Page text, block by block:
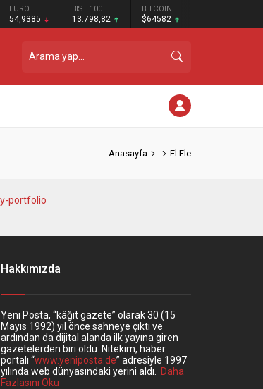
EURO
54,9385
BIST 100
13.798,82
BITCOIN
$64582
Anasayfa El Ele
Hakkımızda
Yeni Posta, “kâğıt gazete” olarak 30 (15
Mayıs 1992) yıl önce sahneye çıktı ve
ardından da dijital alanda ilk yayına giren
gazetelerden biri oldu. Nitekim, haber
portalı “www.yeniposta.de” adresiyle 1997
yılında web dünyasındaki yerini aldı.
Daha
Fazlasını Oku